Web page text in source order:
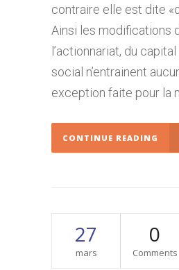
contraire elle est dite
Ainsi les modifications
l’actionnariat, du
social n’entrainent
exception faite pour la
CONTINUE READING
27
mars
0
Comments